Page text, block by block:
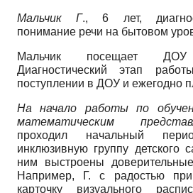
Мальчик Г., 6 лет,
понимание речи на бытовом
Мальчик посещает
Диагностический этап
поступлении в ДОУ и ежегодно
На начало работы по
математическим
проходил начальный
инклюзивную группу детского
ним выстроены
Например, Г. с радостью
карточку визуального